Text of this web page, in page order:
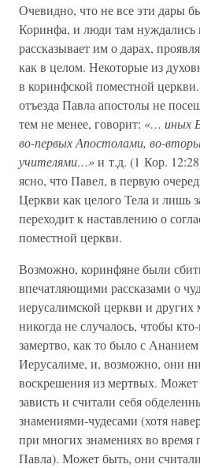
Очевидно, что не все эти дары
Коринфа, и люди там нуждались
рассказывает им о дарах,
как в целом. Некоторые из
в коринфской поместной
отъезда Павла апостолы не
тем не менее, говорит: «… иных
во-первых Апостолами, во-
учителями…»и т.д. (1 Кор.
ясно, что Павел, в первую
Церкви как целого Тела и лишь
переходит к наставлению о
поместной церкви.
Возможно, коринфяне были
впечатляющими рассказами о
иерусалимской церкви и
никогда не случалось, чтобы
замертво, как то было с
Иерусалиме, и, возможно, они
воскрешения из мертвых.
зависть и считали себя
знамениями-чудесами (хотя
при многих знамениях во время
Павла). Может быть, они